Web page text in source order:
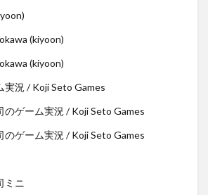
(kiyoon)
(kiyoon)
実況 / Koji Seto Games
のゲーム実況 / Koji Seto Games
のゲーム実況 / Koji Seto Games
ミニ